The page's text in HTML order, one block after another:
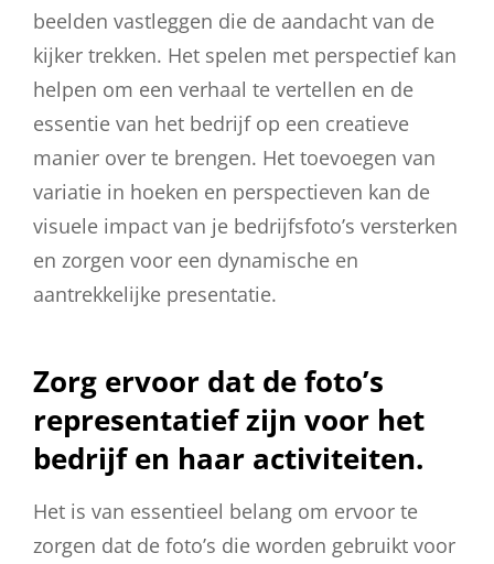
beelden vastleggen die de aandacht van de
kijker trekken. Het spelen met perspectief kan
helpen om een verhaal te vertellen en de
essentie van het bedrijf op een creatieve
manier over te brengen. Het toevoegen van
variatie in hoeken en perspectieven kan de
visuele impact van je bedrijfsfoto’s versterken
en zorgen voor een dynamische en
aantrekkelijke presentatie.
Zorg ervoor dat de foto’s
representatief zijn voor het
bedrijf en haar activiteiten.
Het is van essentieel belang om ervoor te
zorgen dat de foto’s die worden gebruikt voor